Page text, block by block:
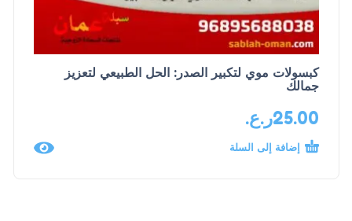
كبسولات موي لتكبير الصدر: الحل الطبيعي لتعزيز
جمالك
25.00ر.ع.
إضافة إلى السلة